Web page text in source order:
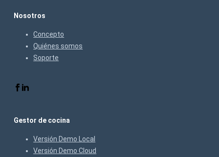
Nosotros
Concepto
Quiénes somos
Soporte
Gestor de cocina
Versión Demo Local
Versión Demo Cloud